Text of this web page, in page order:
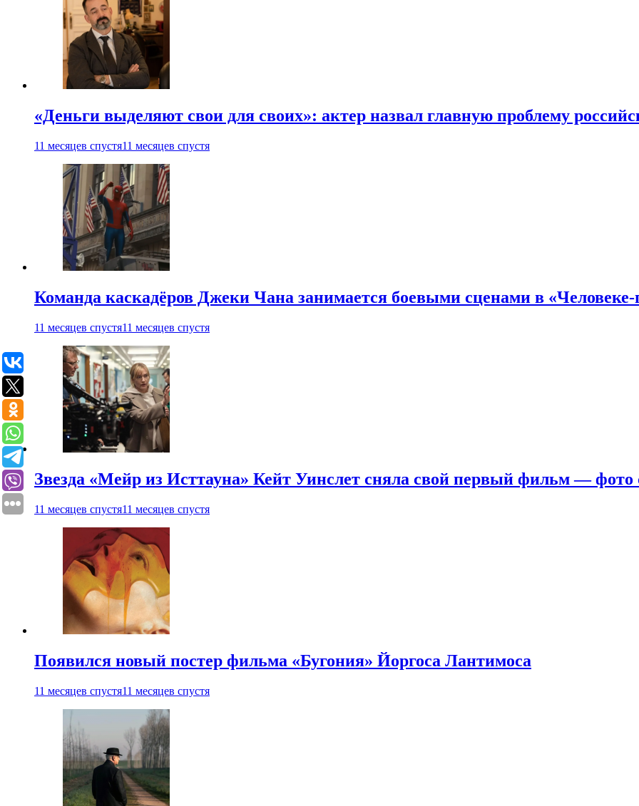
«Деньги выделяют свои для своих»: актер назвал главную проблему
11 месяцев спустя11 месяцев спустя
Команда каскадёров Джеки Чана занимается боевыми сценами в «Человеке-
11 месяцев спустя11 месяцев спустя
Звезда «Мейр из Исттауна» Кейт Уинслет сняла свой первый фильм — фото
11 месяцев спустя11 месяцев спустя
Появился новый постер фильма «Бугония» Йоргоса Лантимоса
11 месяцев спустя11 месяцев спустя